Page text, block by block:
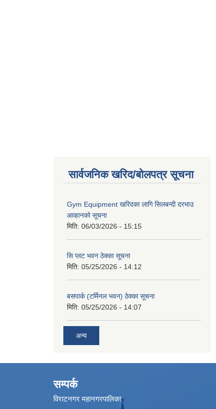
सार्वजनिक खरिद/बोलपत्र सूचना
Gym Equipment खरिदका लागि सिलबन्दी दरभाउ
आव्हानको सूचना
मिति: 06/03/2026 - 15:15
सि प्लट भवन ठेक्का सूचना
मिति: 05/25/2026 - 14:12
बसपार्क (टर्मिनल भवन) ठेक्का सूचना
मिति: 05/25/2026 - 14:07
अन्य
सम्पर्क
विराटनगर महानगरपालिका